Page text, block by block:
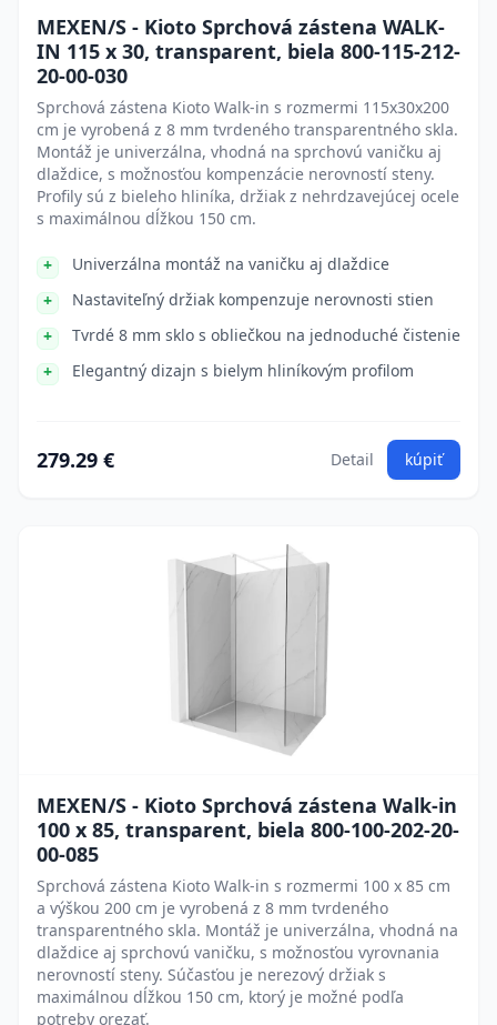
MEXEN/S - Kioto Sprchová zástena WALK-
IN 115 x 30, transparent, biela 800-115-212-
20-00-030
Sprchová zástena Kioto Walk-in s rozmermi 115x30x200
cm je vyrobená z 8 mm tvrdeného transparentného skla.
Montáž je univerzálna, vhodná na sprchovú vaničku aj
dlaždice, s možnosťou kompenzácie nerovností steny.
Profily sú z bieleho hliníka, držiak z nehrdzavejúcej ocele
s maximálnou dĺžkou 150 cm.
Univerzálna montáž na vaničku aj dlaždice
Nastaviteľný držiak kompenzuje nerovnosti stien
Tvrdé 8 mm sklo s obliečkou na jednoduché čistenie
Elegantný dizajn s bielym hliníkovým profilom
279.29 € Detail kúpiť
MEXEN/S - Kioto Sprchová zástena Walk-in
100 x 85, transparent, biela 800-100-202-20-
00-085
Sprchová zástena Kioto Walk-in s rozmermi 100 x 85 cm
a výškou 200 cm je vyrobená z 8 mm tvrdeného
transparentného skla. Montáž je univerzálna, vhodná na
dlaždice aj sprchovú vaničku, s možnosťou vyrovnania
nerovností steny. Súčasťou je nerezový držiak s
maximálnou dĺžkou 150 cm, ktorý je možné podľa
potreby orezať.